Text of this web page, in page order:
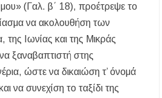
μου» (Γαλ. β΄ 18), προέτρεψε το
να ακολουθήση των
Ιωνίας και της Μικράς
ξαναβαπτιστή στης
ώστε να δικαιώση τ’ όνομά
να συνεχίση το ταξίδι της